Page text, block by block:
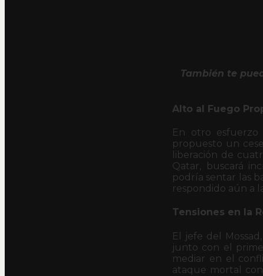
También te
Alto al Fuego
En otro esfuerzo
propuesto un
liberación de
Qatar, buscará
podría sentar las
respondido aún a
Tensiones en la
El jefe del
junto con el
mediar en el
ataque mortal